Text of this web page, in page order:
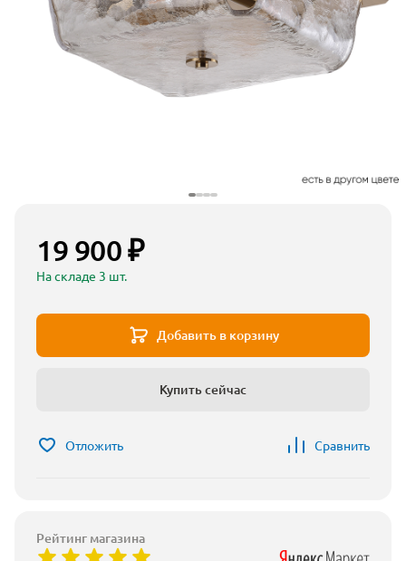
19 900 ₽
На складе 3 шт.
Добавить в корзину
Купить сейчас
Отложить Сравнить
Рейтинг магазина